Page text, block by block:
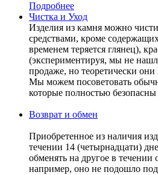
Подробнее
Чистка и Уход
Изделия из камня можно
средствами, кроме
временем теряется глянец),
(экспериментируя, мы не
продаже, но теоретически они
Мы можем посоветовать
которые полностью
Возврат и обмен
Приобретенное из наличия
течении 14 (четырнадцати)
обменять на другое в течении
например, оно не подошло под